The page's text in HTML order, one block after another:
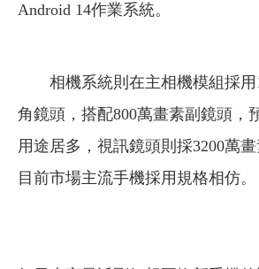
Android 14作業系統。
相機系統則在主相機模組採
角鏡頭，搭配800萬畫素副鏡頭，
用途居多，視訊鏡頭則採3200萬
目前市場主流手機採用規格相仿。